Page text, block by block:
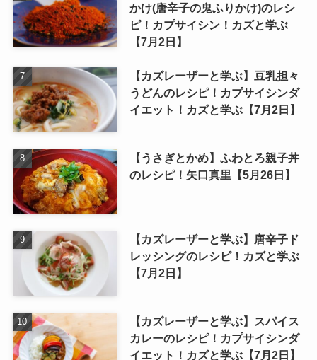
かけ(唐辛子の鬼ふりかけ)のレシ
ピ！カプサイシン！カズと学ぶ
【7月2日】
【カズレーザーと学ぶ】豆乳担々
うどんのレシピ！カプサイシンダ
イエット！カズと学ぶ【7月2日】
【うさぎとかめ】ふわとろ親子丼
のレシピ！矢口真里【5月26日】
【カズレーザーと学ぶ】唐辛子ド
レッシングのレシピ！カズと学ぶ
【7月2日】
【カズレーザーと学ぶ】スパイス
カレーのレシピ！カプサイシンダ
イエット！カズと学ぶ【7月2日】